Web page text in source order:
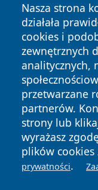
Nasza strona
działała
cookies i
zewnętrznych
analitycznych,
przetwarzane
partnerów.
strony lub
wyrażasz
plików cookies
prywatności.
Copyright © 2026
zastrzeżone.
News Autorzy